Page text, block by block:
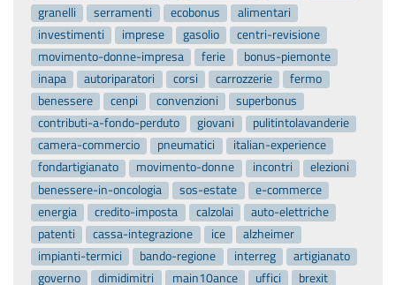
granelli
serramenti ecobonus
alimentari
investimenti
imprese gasolio
centri-revisione
movimento-donne-impresa
ferie
bonus-piemonte
inapa
autoriparatori corsi carrozzerie
fermo
benessere
cenpi convenzioni
superbonus
contributi-a-fondo-perduto
giovani
pulitintolavanderie
camera-commercio
pneumatici
italian-experience
fondartigianato
movimento-donne incontri
elezioni
benessere-in-oncologia
sos-estate
e-commerce
energia
credito-imposta calzolai
auto-elettriche
patenti
cassa-integrazione ice
alzheimer
impianti-termici
bando-regione interreg
artigianato
governo
dimidimitri main10ance uffici brexit